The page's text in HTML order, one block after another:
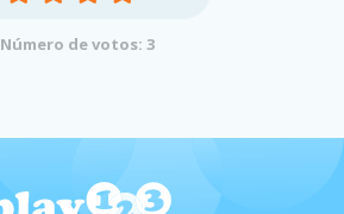
Número de votos: 3